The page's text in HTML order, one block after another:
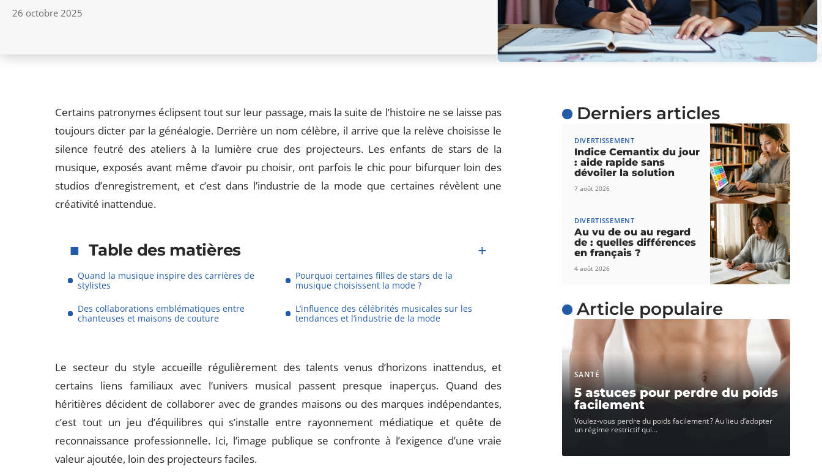
26 octobre 2025
Certains patronymes éclipsent tout sur leur passage, mais la suite de l’histoire ne se laisse pas
toujours dicter par la généalogie. Derrière un nom célèbre, il arrive que la relève choisisse le
silence feutré des ateliers à la lumière crue des projecteurs. Les enfants de stars de la
musique, exposés avant même d’avoir pu choisir, ont parfois le chic pour bifurquer loin des
studios d’enregistrement, et c’est dans l’industrie de la mode que certaines révèlent une
créativité inattendue.
Table des matières
Quand la musique inspire des carrières de
stylistes
Pourquoi certaines filles de stars de la
musique choisissent la mode ?
Des collaborations emblématiques entre
chanteuses et maisons de couture
L’influence des célébrités musicales sur les
tendances et l’industrie de la mode
Le secteur du style accueille régulièrement des talents venus d’horizons inattendus, et
certains liens familiaux avec l’univers musical passent presque inaperçus. Quand des
héritières décident de collaborer avec de grandes maisons ou des marques indépendantes,
c’est tout un jeu d’équilibres qui s’installe entre rayonnement médiatique et quête de
reconnaissance professionnelle. Ici, l’image publique se confronte à l’exigence d’une vraie
valeur ajoutée, loin des projecteurs faciles.
Derniers articles
DIVERTISSEMENT
Indice Cemantix du jour
: aide rapide sans
dévoiler la solution
7 août 2026
DIVERTISSEMENT
Au vu de ou au regard
de : quelles différences
en français ?
4 août 2026
Article populaire
SANTÉ
5 astuces pour perdre du poids
facilement
Voulez-vous perdre du poids facilement ? Au lieu d’adopter
un régime restrictif qui…